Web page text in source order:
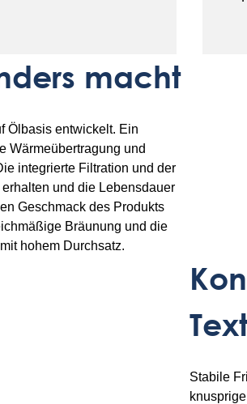
macht
Ölbasis entwickelt. Ein
Wärmeübertragung und
integrierte Filtration und der
und die Lebensdauer
Geschmack des Produkts
Bräunung und die
hohem Durchsatz.
Stabile